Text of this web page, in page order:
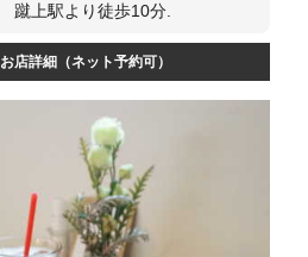
蹴上駅より徒歩10分.
お店詳細（ネット予約可）